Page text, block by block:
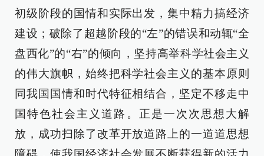
初级阶段的国情和实际出发，集中精力搞经济
建设；破除了超越阶段的“左”的错误和动辄“全
盘西化”的“右”的倾向，坚持高举科学社会主义
的伟大旗帜，始终把科学社会主义的基本原则
同我国国情和时代特征相结合，坚定不移走中
国特色社会主义道路。正是一次次思想大解
放，成功扫除了改革开放道路上的一道道思想